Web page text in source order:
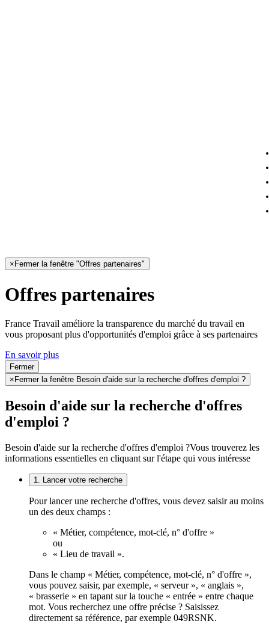
× Fermer la fenêtre "Offres partenaires"
Offres partenaires
France Travail améliore la transparence du marché du travail en
vous proposant plus d'opportunités d'emploi grâce à ses partenaires
En savoir plus
Fermer
× Fermer la fenêtre Besoin d'aide sur la recherche d'offres d'emploi ?
Besoin d'aide sur la recherche d'offres
d'emploi ?
Besoin d'aide sur la recherche d'offres d'emploi ?Vous trouverez les
informations essentielles en cliquant sur l'étape qui vous intéresse
1. Lancer votre recherche
Pour lancer une recherche d'offres, vous devez saisir au moins
un des deux champs :
« Métier, compétence, mot-clé, n° d'offre »
ou
« Lieu de travail ».
Dans le champ « Métier, compétence, mot-clé, n° d'offre »,
vous pouvez saisir, par exemple, « serveur », « anglais »,
« brasserie » en tapant sur la touche « entrée » entre chaque
mot. Vous recherchez une offre précise ? Saisissez
directement sa référence, par exemple 049RSNK.